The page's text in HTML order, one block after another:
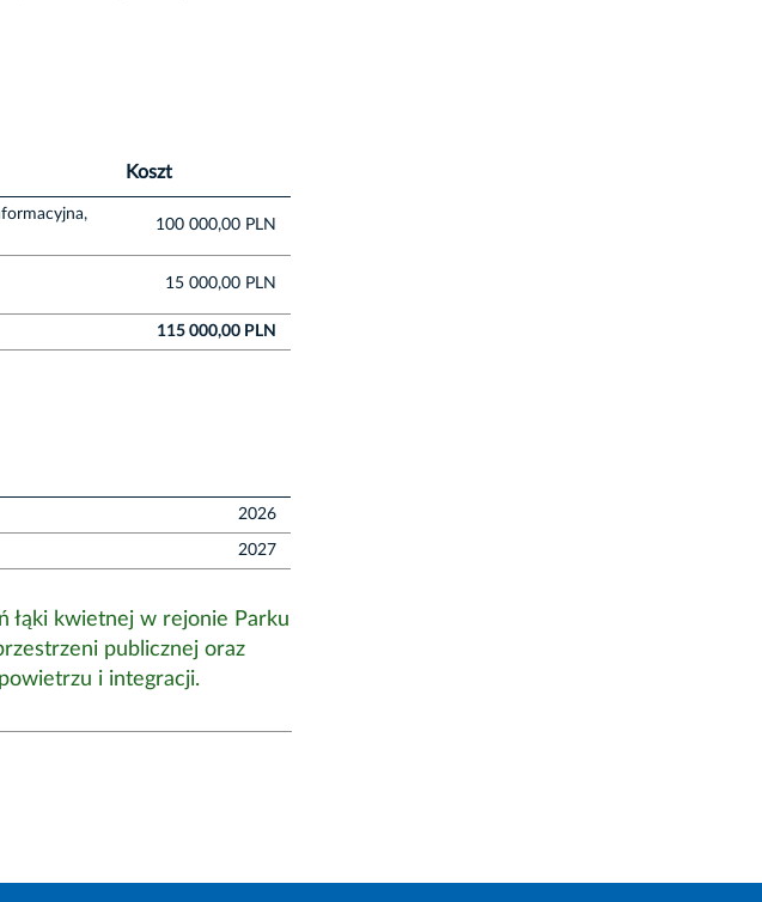
Koszt
100 000,00 PLN
15 000,00 PLN
115 000,00 PLN
2026
2027
łąki kwietnej w rejonie Parku
publicznej oraz
i integracji.